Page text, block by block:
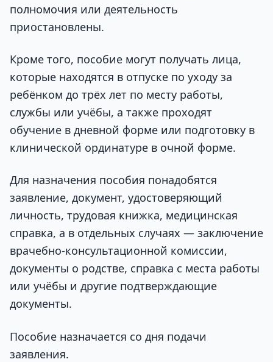
полномочия или деятельность
приостановлены.
Кроме того, пособие могут получать лица,
которые находятся в отпуске по уходу за
ребёнком до трёх лет по месту работы,
службы или учёбы, а также проходят
обучение в дневной форме или подготовку в
клинической ординатуре в очной форме.
Для назначения пособия понадобятся
заявление, документ, удостоверяющий
личность, трудовая книжка, медицинская
справка, а в отдельных случаях — заключение
врачебно-консультационной комиссии,
документы о родстве, справка с места работы
или учёбы и другие подтверждающие
документы.
Пособие назначается со дня подачи
заявления.